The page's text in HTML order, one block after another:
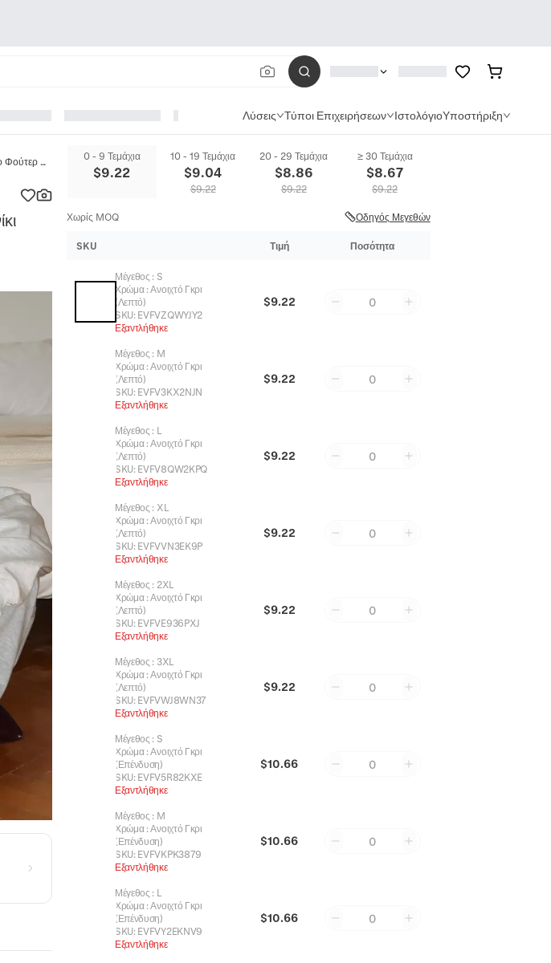
Λύσεις Τύποι Επιχειρήσεων ΙστολόγιοΥποστήριξη
Γυναικείο Φούτερ Και Παντελόνι Φόρμας Μείγμα Βαμβάκι Πολυεστέρα Oversized Στρογγυλή Λαιμόκοψη Μακρύ Μανίκι Τύπωμα Επένδυση Fleece 0 - 9 Τεμάχια
$9.22
10 - 19 Τεμάχια
$9.04
$9.22
20 - 29 Τεμάχια
$8.86
$9.22
≥ 30 Τεμάχια
$8.67
$9.22
Χωρίς MOQ Οδηγός Μεγεθών
SKU Τιμή Ποσότητα
Μέγεθος : S
Χρώμα:Ανοιχτό Γκρι
(Λεπτό)
SKU: EVFVZQWYJY2
Εξαντλήθηκε
$9.22 0
Μέγεθος : M
Χρώμα:Ανοιχτό Γκρι
(Λεπτό)
SKU: EVFV3KX2NJN
Εξαντλήθηκε
$9.22 0
Μέγεθος : L
Χρώμα:Ανοιχτό Γκρι
(Λεπτό)
SKU: EVFV8QW2KPQ
Εξαντλήθηκε
$9.22 0
Μέγεθος : XL
Χρώμα:Ανοιχτό Γκρι
(Λεπτό)
SKU: EVFVVN3EK9P
Εξαντλήθηκε
$9.22 0
Μέγεθος : 2XL
Χρώμα:Ανοιχτό Γκρι
(Λεπτό)
SKU: EVFVE936PXJ
Εξαντλήθηκε
$9.22 0
Μέγεθος : 3XL
Χρώμα:Ανοιχτό Γκρι
(Λεπτό)
SKU: EVFVWJ8WN37
Εξαντλήθηκε
$9.22 0
Μέγεθος : S
Χρώμα:Ανοιχτό Γκρι
(Επένδυση)
SKU: EVFV5R82KXE
Εξαντλήθηκε
$10.66 0
Μέγεθος : M
Χρώμα:Ανοιχτό Γκρι
(Επένδυση)
SKU: EVFVKPK3879
Εξαντλήθηκε
$10.66 0
Μέγεθος : L
Χρώμα:Ανοιχτό Γκρι
(Επένδυση)
SKU: EVFVY2EKNV9
Εξαντλήθηκε
$10.66 0